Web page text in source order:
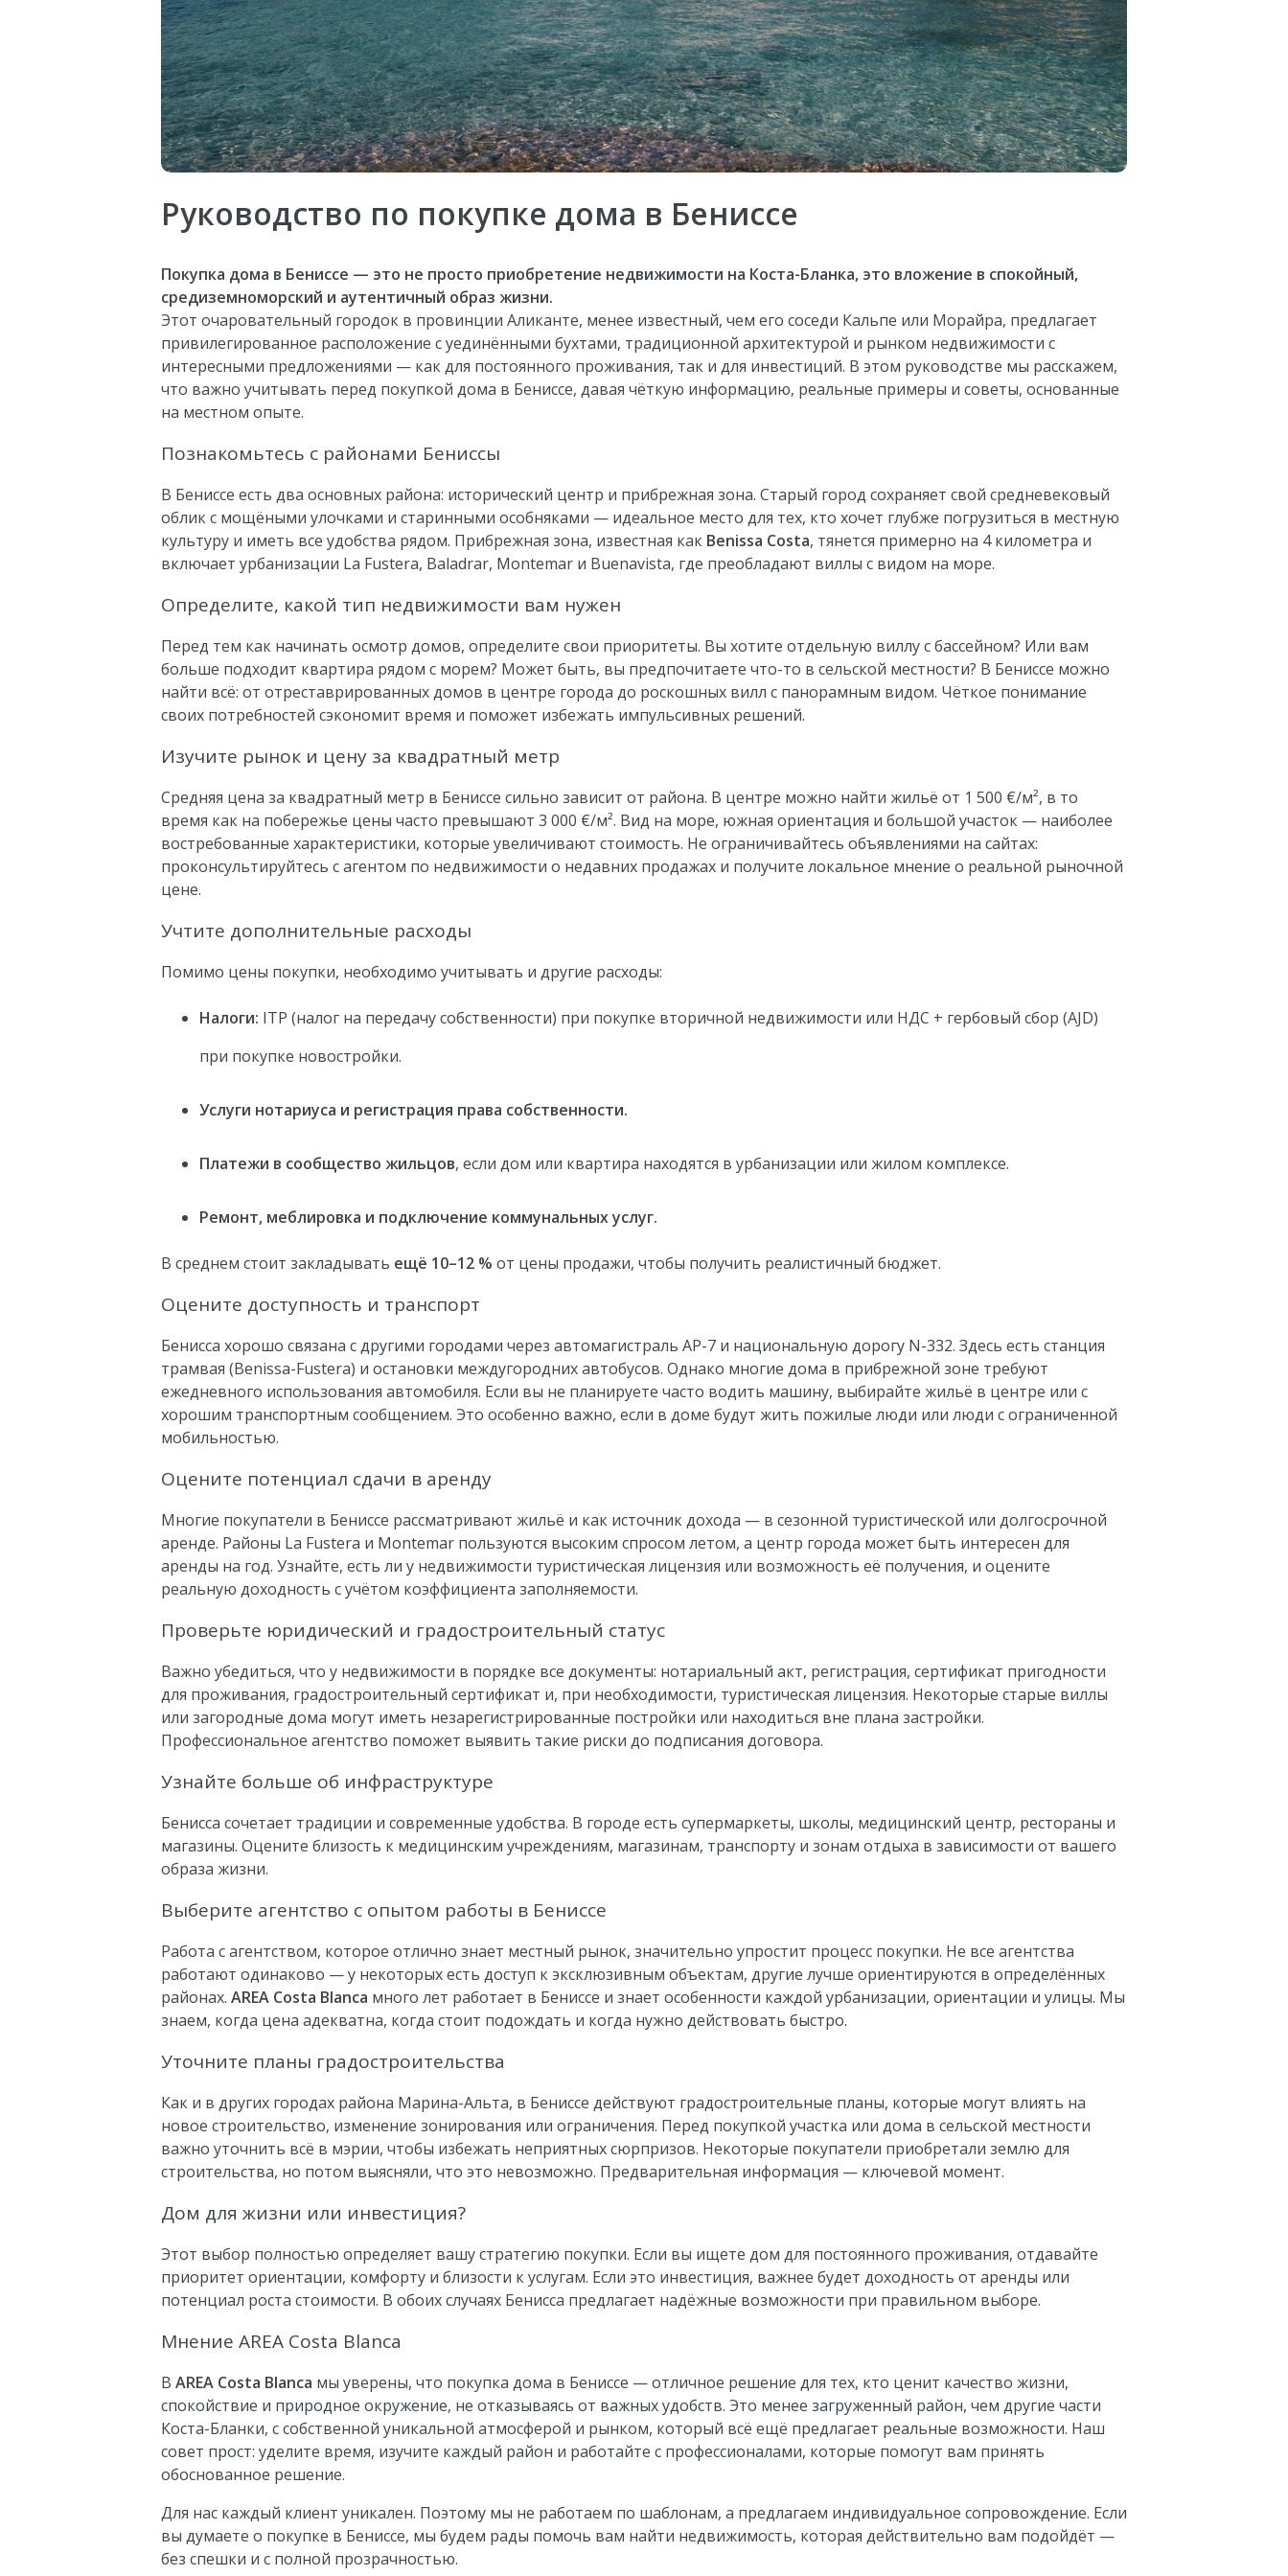
Руководство по покупке дома в Бениссе
Покупка дома в Бениссе — это не просто приобретение недвижимости на Коста-Бланка, это вложение в спокойный,
средиземноморский и аутентичный образ жизни.
Этот очаровательный городок в провинции Аликанте, менее известный, чем его соседи Кальпе или Морайра, предлагает
привилегированное расположение с уединёнными бухтами, традиционной архитектурой и рынком недвижимости с
интересными предложениями — как для постоянного проживания, так и для инвестиций. В этом руководстве мы расскажем,
что важно учитывать перед покупкой дома в Бениссе, давая чёткую информацию, реальные примеры и советы, основанные
на местном опыте.
Познакомьтесь с районами Бениссы
В Бениссе есть два основных района: исторический центр и прибрежная зона. Старый город сохраняет свой средневековый
облик с мощёными улочками и старинными особняками — идеальное место для тех, кто хочет глубже погрузиться в местную
культуру и иметь все удобства рядом. Прибрежная зона, известная как Benissa Costa, тянется примерно на 4 километра и
включает урбанизации La Fustera, Baladrar, Montemar и Buenavista, где преобладают виллы с видом на море.
Определите, какой тип недвижимости вам нужен
Перед тем как начинать осмотр домов, определите свои приоритеты. Вы хотите отдельную виллу с бассейном? Или вам
больше подходит квартира рядом с морем? Может быть, вы предпочитаете что-то в сельской местности? В Бениссе можно
найти всё: от отреставрированных домов в центре города до роскошных вилл с панорамным видом. Чёткое понимание
своих потребностей сэкономит время и поможет избежать импульсивных решений.
Изучите рынок и цену за квадратный метр
Средняя цена за квадратный метр в Бениссе сильно зависит от района. В центре можно найти жильё от 1 500 €/м², в то
время как на побережье цены часто превышают 3 000 €/м². Вид на море, южная ориентация и большой участок — наиболее
востребованные характеристики, которые увеличивают стоимость. Не ограничивайтесь объявлениями на сайтах:
проконсультируйтесь с агентом по недвижимости о недавних продажах и получите локальное мнение о реальной рыночной
цене.
Учтите дополнительные расходы
Помимо цены покупки, необходимо учитывать и другие расходы:
Налоги: ITP (налог на передачу собственности) при покупке вторичной недвижимости или НДС + гербовый сбор (AJD)
при покупке новостройки.
Услуги нотариуса и регистрация права собственности.
Платежи в сообщество жильцов, если дом или квартира находятся в урбанизации или жилом комплексе.
Ремонт, меблировка и подключение коммунальных услуг.
В среднем стоит закладывать ещё 10–12 % от цены продажи, чтобы получить реалистичный бюджет.
Оцените доступность и транспорт
Бенисса хорошо связана с другими городами через автомагистраль AP-7 и национальную дорогу N-332. Здесь есть станция
трамвая (Benissa-Fustera) и остановки междугородних автобусов. Однако многие дома в прибрежной зоне требуют
ежедневного использования автомобиля. Если вы не планируете часто водить машину, выбирайте жильё в центре или с
хорошим транспортным сообщением. Это особенно важно, если в доме будут жить пожилые люди или люди с ограниченной
мобильностью.
Оцените потенциал сдачи в аренду
Многие покупатели в Бениссе рассматривают жильё и как источник дохода — в сезонной туристической или долгосрочной
аренде. Районы La Fustera и Montemar пользуются высоким спросом летом, а центр города может быть интересен для
аренды на год. Узнайте, есть ли у недвижимости туристическая лицензия или возможность её получения, и оцените
реальную доходность с учётом коэффициента заполняемости.
Проверьте юридический и градостроительный статус
Важно убедиться, что у недвижимости в порядке все документы: нотариальный акт, регистрация, сертификат пригодности
для проживания, градостроительный сертификат и, при необходимости, туристическая лицензия. Некоторые старые виллы
или загородные дома могут иметь незарегистрированные постройки или находиться вне плана застройки.
Профессиональное агентство поможет выявить такие риски до подписания договора.
Узнайте больше об инфраструктуре
Бенисса сочетает традиции и современные удобства. В городе есть супермаркеты, школы, медицинский центр, рестораны и
магазины. Оцените близость к медицинским учреждениям, магазинам, транспорту и зонам отдыха в зависимости от вашего
образа жизни.
Выберите агентство с опытом работы в Бениссе
Работа с агентством, которое отлично знает местный рынок, значительно упростит процесс покупки. Не все агентства
работают одинаково — у некоторых есть доступ к эксклюзивным объектам, другие лучше ориентируются в определённых
районах. AREA Costa Blanca много лет работает в Бениссе и знает особенности каждой урбанизации, ориентации и улицы. Мы
знаем, когда цена адекватна, когда стоит подождать и когда нужно действовать быстро.
Уточните планы градостроительства
Как и в других городах района Марина-Альта, в Бениссе действуют градостроительные планы, которые могут влиять на
новое строительство, изменение зонирования или ограничения. Перед покупкой участка или дома в сельской местности
важно уточнить всё в мэрии, чтобы избежать неприятных сюрпризов. Некоторые покупатели приобретали землю для
строительства, но потом выясняли, что это невозможно. Предварительная информация — ключевой момент.
Дом для жизни или инвестиция?
Этот выбор полностью определяет вашу стратегию покупки. Если вы ищете дом для постоянного проживания, отдавайте
приоритет ориентации, комфорту и близости к услугам. Если это инвестиция, важнее будет доходность от аренды или
потенциал роста стоимости. В обоих случаях Бенисса предлагает надёжные возможности при правильном выборе.
Мнение AREA Costa Blanca
В AREA Costa Blanca мы уверены, что покупка дома в Бениссе — отличное решение для тех, кто ценит качество жизни,
спокойствие и природное окружение, не отказываясь от важных удобств. Это менее загруженный район, чем другие части
Коста-Бланки, с собственной уникальной атмосферой и рынком, который всё ещё предлагает реальные возможности. Наш
совет прост: уделите время, изучите каждый район и работайте с профессионалами, которые помогут вам принять
обоснованное решение.
Для нас каждый клиент уникален. Поэтому мы не работаем по шаблонам, а предлагаем индивидуальное сопровождение. Если
вы думаете о покупке в Бениссе, мы будем рады помочь вам найти недвижимость, которая действительно вам подойдёт —
без спешки и с полной прозрачностью.